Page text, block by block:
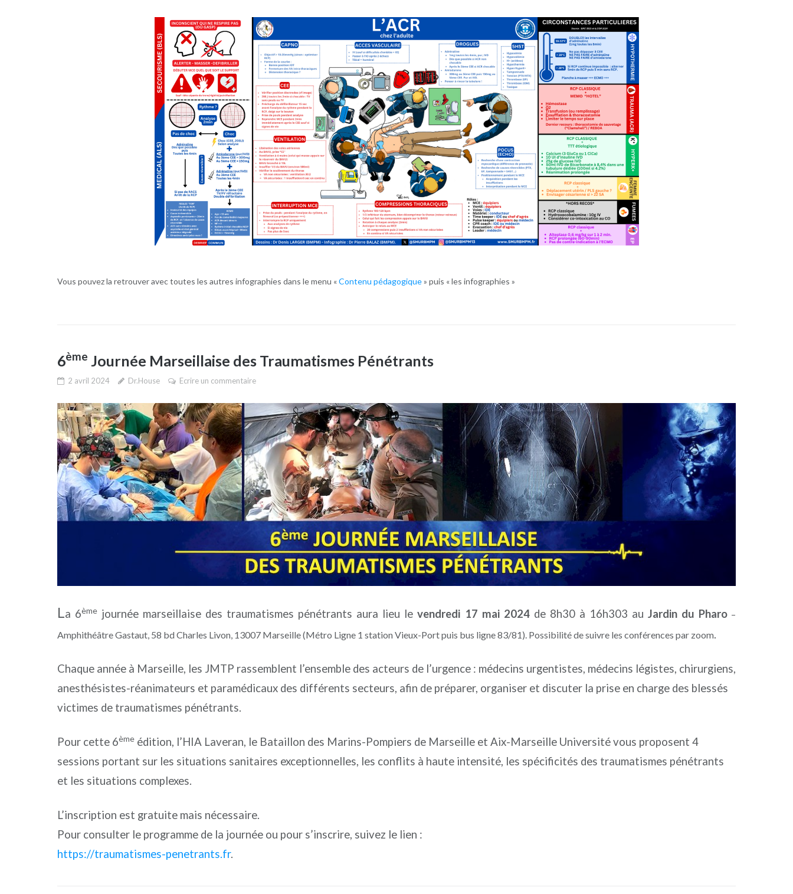
Vous pouvez la retrouver avec toutes les autres infographies dans le menu «Contenu pédagogique» puis « les infographies »
6ème Journée Marseillaise des Traumatismes Pénétrants
2 avril 2024 Dr.House Ecrire un commentaire
La 6ème journée marseillaise des traumatismes pénétrants aura lieu levendredi 17 mai 2024de 8h30 à 16h303 au Jardin du Pharo–
Amphithéâtre Gastaut, 58 bd Charles Livon, 13007 Marseille (Métro Ligne 1 station Vieux-Port puis bus ligne 83/81). Possibilité de suivre les conférences par zoom.
Chaque année à Marseille, les JMTP rassemblent l’ensemble des acteurs de l’urgence : médecins urgentistes, médecins légistes, chirurgiens,
anesthésistes-réanimateurs et paramédicaux des différents secteurs, afin de préparer, organiser et discuter la prise en charge des blessés
victimes de traumatismes pénétrants.
Pour cette 6èmeédition, l’HIA Laveran, le Bataillon des Marins-Pompiers de Marseille et Aix-Marseille Université vous proposent 4
sessions portant sur les situations sanitaires exceptionnelles, les conflits à haute intensité, les spécificités des traumatismes pénétrants
et les situations complexes.
L’inscription est gratuite mais nécessaire.
Pour consulter le programme de la journée ou pour s’inscrire, suivez le lien :
https://traumatismes-penetrants.fr.